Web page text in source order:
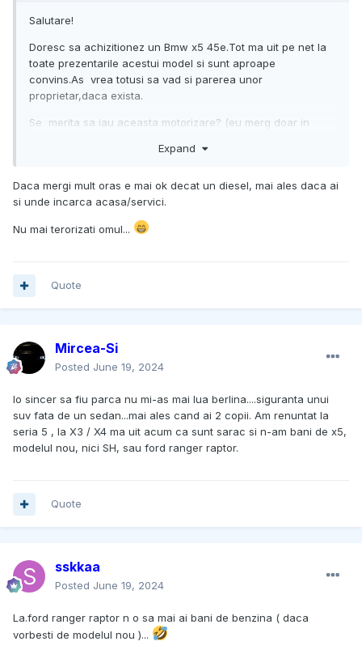
Salutare!
Doresc sa achizitionez un Bmw x5 45e.Tot ma uit pe net la
toate prezentarile acestui model si sunt aproape
convins.As vrea totusi sa vad si parerea unor
proprietar,daca exista.
Se merita sa iau aceasta motorizare? (eu merg doar in
Ce consum are daca merg doar pe benzina?
Este fiabila aceasta motorizare ?
Expand
Daca mergi mult oras e mai ok decat un diesel, mai ales daca ai
si unde incarca acasa/servici.
Nu mai terorizati omul...
Quote
Mircea-Si
Posted June 19, 2024
Io sincer sa fiu parca nu mi-as mai lua berlina....siguranta unui
suv fata de un sedan...mai ales cand ai 2 copii. Am renuntat la
seria 5 , la X3 / X4 ma uit acum ca sunt sarac si n-am bani de x5,
modelul nou, nici SH, sau ford ranger raptor.
Quote
sskkaa
Posted June 19, 2024
La.ford ranger raptor n o sa mai ai bani de benzina ( daca
vorbesti de modelul nou )...